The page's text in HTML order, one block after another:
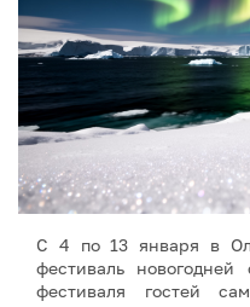
С 4 по 13 января в
фестиваль
фестиваля гостей